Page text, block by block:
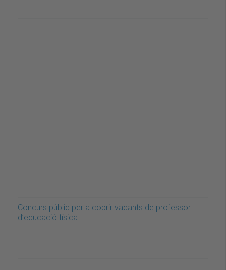
Concurs públic per a cobrir vacants de professor
d’educació física